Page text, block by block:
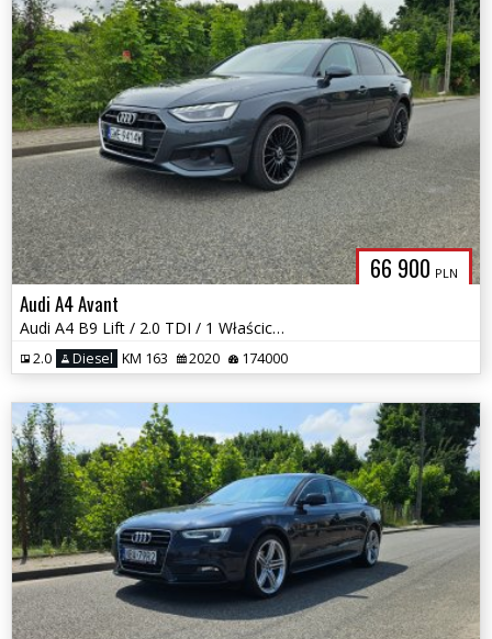
66 900 PLN
Audi A4 Avant
Audi A4 B9 Lift / 2.0 TDI / 1 Właściciel / Matrixy / Radary / Okazja
2.0 Diesel KM 163 2020 174000